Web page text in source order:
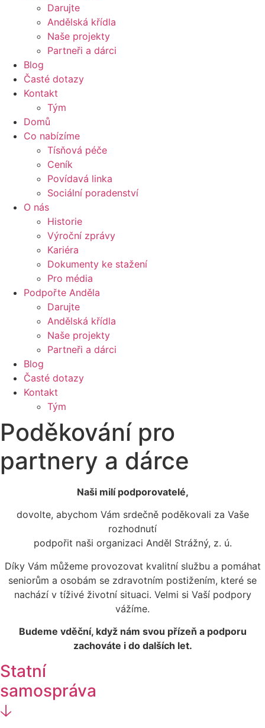
Darujte
Andělská křídla
Naše projekty
Partneři a dárci
Blog
Časté dotazy
Kontakt
Tým
Domů
Co nabízíme
Tísňová péče
Ceník
Povídavá linka
Sociální poradenství
O nás
Historie
Výroční zprávy
Kariéra
Dokumenty ke stažení
Pro média
Podpořte Anděla
Darujte
Andělská křídla
Naše projekty
Partneři a dárci
Blog
Časté dotazy
Kontakt
Tým
Poděkování pro
partnery a dárce
Naši milí podporovatelé,
dovolte, abychom Vám srdečně poděkovali za Vaše
rozhodnutí
podpořit naši organizaci Anděl Strážný, z. ú.
Díky Vám můžeme provozovat kvalitní službu a pomáhat
seniorům a osobám se zdravotním postižením, které se
nachází v tíživé životní situaci. Velmi si Vaší podpory
vážíme.
Budeme vděční, když nám svou přízeň a podporu
zachováte i do dalších let.
Statní
samospráva
🡣